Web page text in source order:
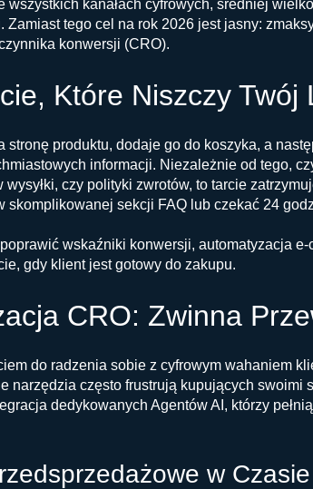
wszystkich kanałach cyfrowych, średniej
Zamiast tego cel na rok 2026 jest jasny:
konwersji (CRO).
Które Niszczy Twój
stronę produktu, dodaje go do koszyka, a
informacji. Niezależnie od tego,
wysyłki, czy polityki zwrotów, to tarcie
skomplikowanej sekcji FAQ lub czekać 24
wskaźniki konwersji, automatyzacja
gdy klient jest gotowy do zakupu.
CRO: Zwinna
do radzenia sobie z cyfrowym wahaniem
narzędzia często frustrują kupujących
dedykowanych Agentów AI, którzy
w